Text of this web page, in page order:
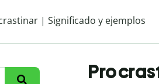
| Significado y ejemplos